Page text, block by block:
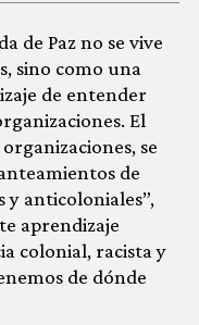
de Paz no se vive
sino como una
de entender
El
se
de
anticoloniales”,
aprendizaje
colonial, racista y
de dónde